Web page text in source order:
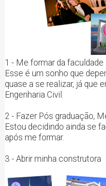
1 - Me formar da faculdade
Esse é um sonho que
quase a se realizar, já que
Engenharia Civil.
2 - Fazer Pós graduação,
Estou decidindo ainda se
após me formar.
3 - Abrir minha construtora